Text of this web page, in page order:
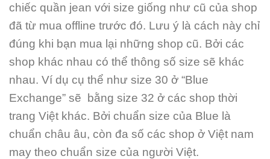
chiếc quần jean với size giống như cũ của shop
đã từ mua offline trước đó. Lưu ý là cách này chỉ
đúng khi bạn mua lại những shop cũ. Bởi các
shop khác nhau có thể thông số size sẽ khác
nhau. Ví dụ cụ thể như size 30 ở “Blue
Exchange” sẽ bằng size 32 ở các shop thời
trang Việt khác. Bởi chuẩn size của Blue là
chuẩn châu âu, còn đa số các shop ở Việt nam
may theo chuẩn size của người Việt.